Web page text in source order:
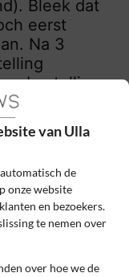
Bleek dat
eerst
Na 3
bestelling
Dan
in stock
kwijt, geen
service –
0
van Ulla
de
onze website
en bezoekers.
te nemen over
over hoe we de